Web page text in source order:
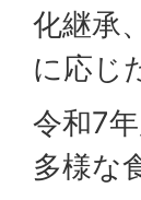
化継承
に応じ
令和7
多様な